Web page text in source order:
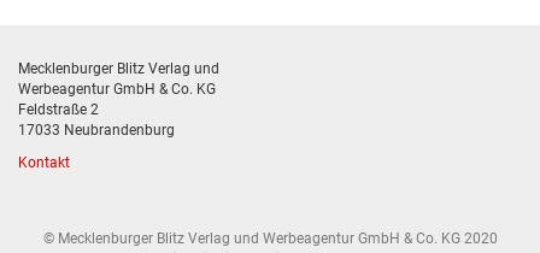
Mecklenburger Blitz Verlag und
Werbeagentur GmbH & Co. KG
Feldstraße 2
17033 Neubrandenburg
Kontakt
© Mecklenburger Blitz Verlag und Werbeagentur GmbH & Co. KG 2020